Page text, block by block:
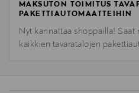
MAKSUTON TOIMITUS
PAKETTIAUTOMAATTEIHIN
Nyt kannattaa shoppailla!
kaikkien tavaratalojen